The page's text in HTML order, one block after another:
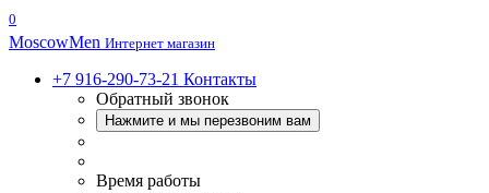
0
MoscowMen Интернет магазин
+7 916-290-73-21 Контакты
Обратный звонок
Нажмите и мы перезвоним вам
Время работы